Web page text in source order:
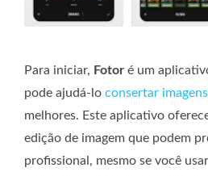
Para iniciar, Fotor é um
pode ajudá-lo consertar
melhores. Este aplicativo
edição de imagem que podem
profissional, mesmo se você